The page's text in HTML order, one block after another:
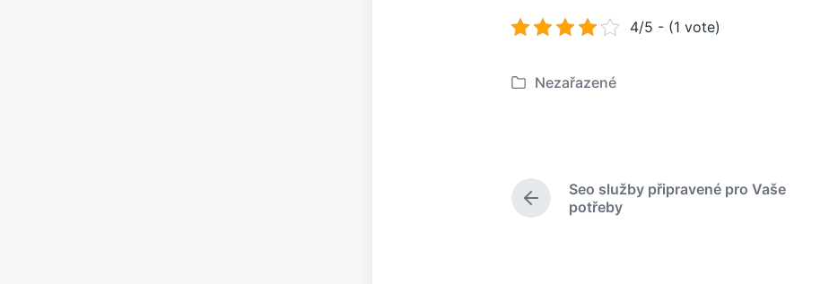
4/5 - (1 vote)
P
k
Nezařazené
P
ř
Seo služby připravené pro Vaše
potřeby